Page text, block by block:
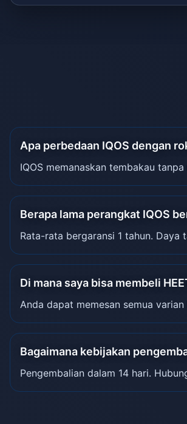
Apa perbedaan IQOS dengan
IQOS memanaskan tembakau
Berapa lama perangkat IQOS
Rata-rata bergaransi 1 tahun.
Di mana saya bisa membeli
Anda dapat memesan semua varian
Bagaimana kebijakan
Pengembalian dalam 14 hari.